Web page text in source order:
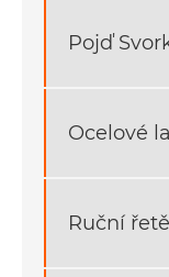
Pojď
Ocelové
Ruční